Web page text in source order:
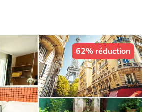
62% réduction